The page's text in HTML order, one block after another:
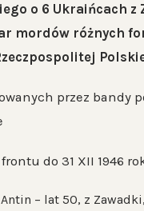
o 6 Ukraińcach z
mordów różnych
przez bandy
do 31 XII 1946
– lat 50, z